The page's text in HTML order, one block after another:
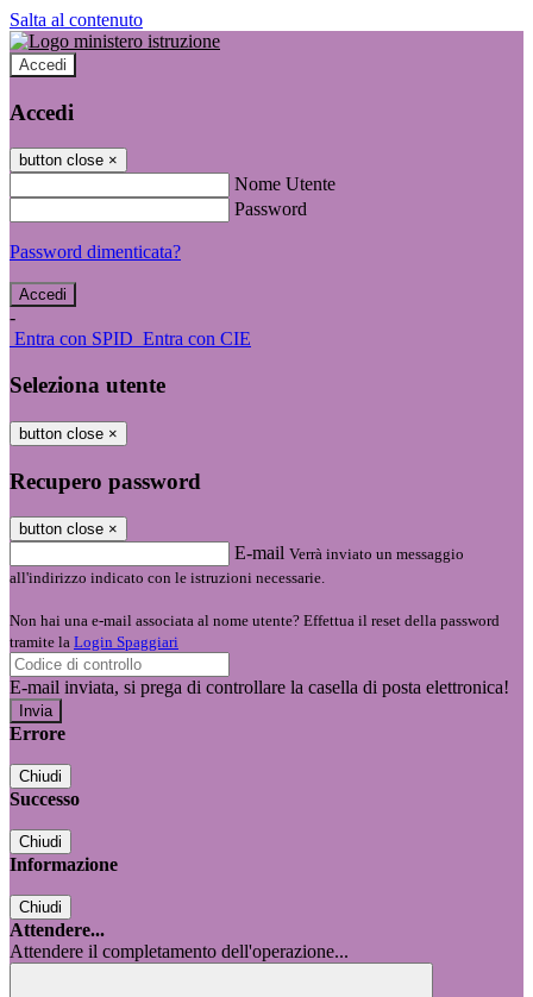
Salta al contenuto
Accedi
Accedi
button close ×
Nome Utente
Password
Password dimenticata?
-
Entra con SPID Entra con CIE
Seleziona utente
button close ×
Recupero password
button close ×
E-mail Verrà inviato un messaggio
all'indirizzo indicato con le istruzioni necessarie.
Non hai una e-mail associata al nome utente? Effettua il reset della password
tramite la Login Spaggiari
E-mail inviata, si prega di controllare la casella di posta elettronica!
Errore
Chiudi
Successo
Chiudi
Informazione
Chiudi
Attendere...
Attendere il completamento dell'operazione...